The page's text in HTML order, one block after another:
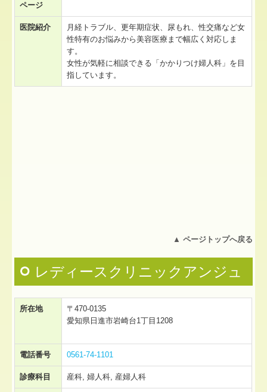
ページ
医院紹介
月経トラブル、更年期症状、尿もれ、性交痛など女
性特有のお悩みから美容医療まで幅広く対応しま
す。
女性が気軽に相談できる「かかりつけ婦人科」を目
指しています。
▲ ページトップへ戻る
レディースクリニックアンジュ
所在地
〒470-0135
愛知県日進市岩崎台1丁目1208
電話番号 0561-74-1101
診療科目 産科, 婦人科, 産婦人科